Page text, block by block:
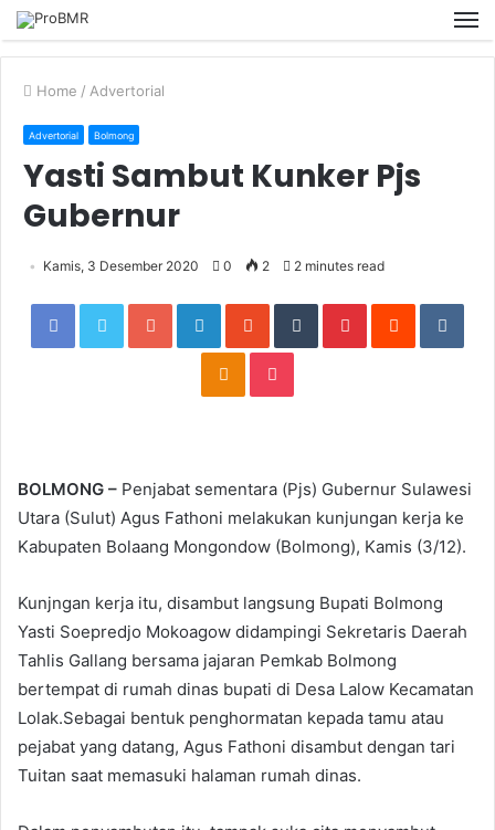
Home / Advertorial
Advertorial Bolmong
Yasti Sambut Kunker Pjs
Gubernur
Kamis, 3 Desember 2020 0 2 2 minutes read
FacebookTwitterGoogle+LinkedInStumbleUpon
TumblrPinterestReddit
Odnoklassniki
Pocket
BOLMONG – Penjabat sementara (Pjs) Gubernur Sulawesi
Utara (Sulut) Agus Fathoni melakukan kunjungan kerja ke
Kabupaten Bolaang Mongondow (Bolmong), Kamis (3/12).
Kunjngan kerja itu, disambut langsung Bupati Bolmong
Yasti Soepredjo Mokoagow didampingi Sekretaris Daerah
Tahlis Gallang bersama jajaran Pemkab Bolmong
bertempat di rumah dinas bupati di Desa Lalow Kecamatan
Lolak.Sebagai bentuk penghormatan kepada tamu atau
pejabat yang datang, Agus Fathoni disambut dengan tari
Tuitan saat memasuki halaman rumah dinas.